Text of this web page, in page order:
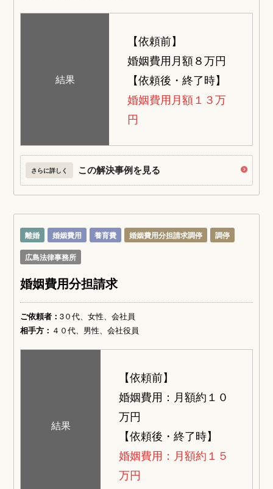
結果
【依頼前】
婚姻費用月額８万円
【依頼後・終了時】
婚姻費用月額１３万
円
さらに詳しく この解決事例を見る
離婚 婚姻費用 養育費 婚姻費用分担請求調停
調停
広島法律事務所
婚姻費用分担請求
ご依頼者：3０代、女性、会社員
相手方： ４０代、男性、会社役員
結果
【依頼前】
婚姻費用：月額約１０
万円
【依頼後・終了時】
婚姻費用：月額約１５
万円